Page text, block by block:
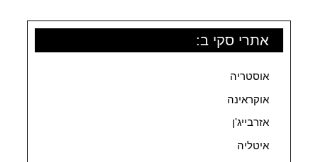
אתרי סקי ב:
אוסטריה
אוקראינה
אזרבייג'ן
איטליה